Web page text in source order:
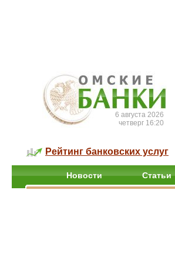
6 августа 2026
четверг 16:20
Рейтинг банковских услуг
Новости Статьи